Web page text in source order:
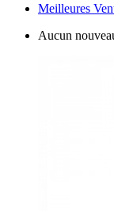
Meilleures
Aucun